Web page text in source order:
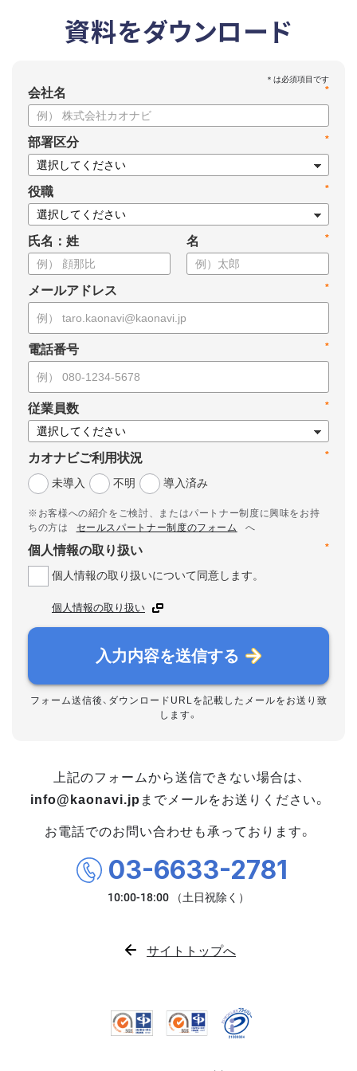
資料をダウンロード
*
会社名
*
部署区分
*
役職
氏名：姓 *
名
*
メールアドレス
*
電話番号
*
従業員数
*
カオナビご利用状況
未導入
不明 導入済み
※お客様への紹介をご検討、またはパートナー制度に興味をお持
ちの方は
セールスパートナー制度のフォーム
へ
*
個人情報の取り扱い
個人情報の取り扱いについて同意します。
個人情報の取り扱い
入力内容を送信する
フォーム送信後、ダウンロードURLを記載したメールをお送り致
します。
上記のフォームから送信できない場合は、
info@kaonavi.jp までメールをお送りください。
お電話でのお問い合わせも承っております。
03-6633-2781
サイトトップへ